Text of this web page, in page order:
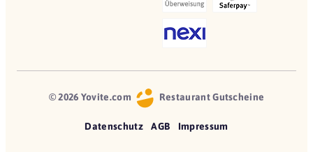
© 2026 Yovite.com Restaurant Gutscheine
Datenschutz AGB Impressum